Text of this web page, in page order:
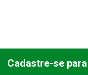
Cadastre-se